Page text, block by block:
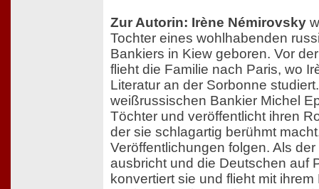
Zur Autorin: Irène Némirovsky
Tochter eines wohlhabenden
Bankiers in Kiew geboren. Vor
flieht die Familie nach Paris, wo
Literatur an der Sorbonne
weißrussischen Bankier Michel
Töchter und veröffentlicht ihren
der sie schlagartig berühmt
Veröffentlichungen folgen. Als
ausbricht und die Deutschen auf
konvertiert sie und flieht mit